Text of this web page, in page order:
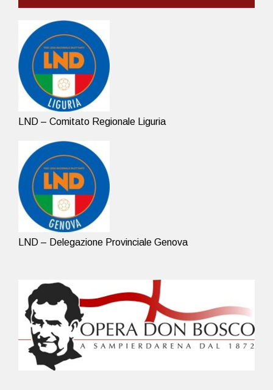
LND – Comitato Regionale Liguria
LND – Delegazione Provinciale Genova